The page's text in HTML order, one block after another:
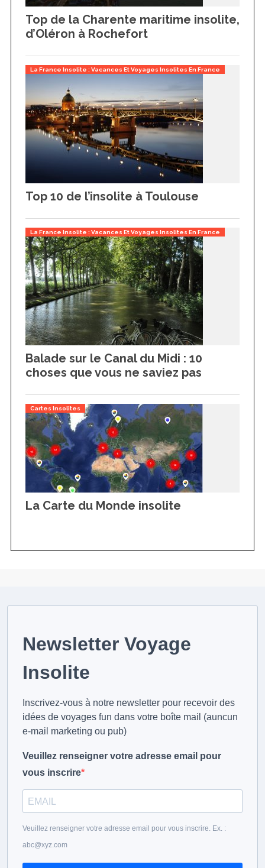
Top de la Charente maritime insolite,
d’Oléron à Rochefort
La France Insolite : Vacances Et Voyages Insolites En France
Top 10 de l’insolite à Toulouse
La France Insolite : Vacances Et Voyages Insolites En France
Balade sur le Canal du Midi : 10
choses que vous ne saviez pas
Cartes Insolites
La Carte du Monde insolite
Newsletter Voyage
Insolite
Inscrivez-vous à notre newsletter pour recevoir des
idées de voyages fun dans votre boîte mail (auncun
e-mail marketing ou pub)
Veuillez renseigner votre adresse email pour
vous inscrire
Veuillez renseigner votre adresse email pour vous inscrire. Ex. :
abc@xyz.com